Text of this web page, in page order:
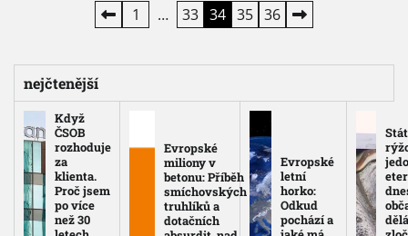
Stránkování
1 … 33 34 35 36
nejčtenější
Když
ČSOB
rozhoduje
za
klienta.
Proč jsem
po více
než 30
Evropské
miliony v
betonu: Příběh
smíchovských
truhlíků a
dotačních
Evropské
letní
horko:
Odkud
pochází a